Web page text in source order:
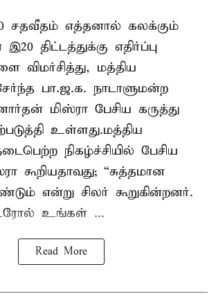
சதவீதம் எத்தனால் கலக்கும்
திட்டத்துக்கு எதிர்ப்பு
விமர்சித்து, மத்திய
பா.ஜ.க. நாடாளுமன்ற
மிஸ்ரா பேசிய கருத்து
உள்ளது.மத்திய
நிகழ்ச்சியில் பேசிய
கூறியதாவது; “சுத்தமான
என்று சிலர் கூறுகின்றனர்.
உங்கள் ...
Read More